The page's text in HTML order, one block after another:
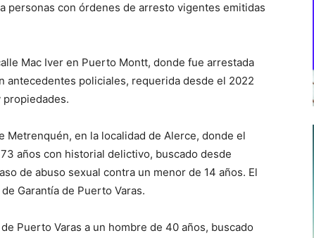
personas con órdenes de arresto vigentes emitidas
Mac Iver en Puerto Montt, donde fue arrestada
antecedentes policiales, requerida desde el 2022
propiedades.
en la localidad de Alerce, donde el
años con historial delictivo, buscado desde
de abuso sexual contra un menor de 14 años. El
Garantía de Puerto Varas.
Puerto Varas a un hombre de 40 años, buscado